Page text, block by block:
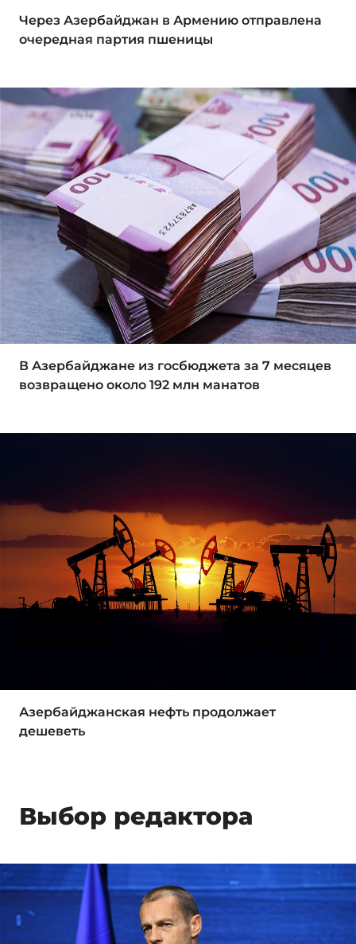
Через Азербайджан в Армению отправлена
очередная партия пшеницы
В Азербайджане из госбюджета за 7 месяцев
возвращено около 192 млн манатов
Азербайджанская нефть продолжает
дешеветь
Выбор редактора